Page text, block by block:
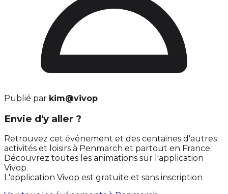
Publié par kim@vivop
Envie d'y aller ?
Retrouvez cet événement et des centaines d'autres
activités et loisirs à Penmarch et partout en France.
Découvrez toutes les animations sur l'application
Vivop.
L'application Vivop est gratuite et sans inscription